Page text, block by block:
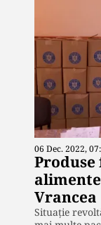
06 Dec. 2022,
Vrancea
Situație